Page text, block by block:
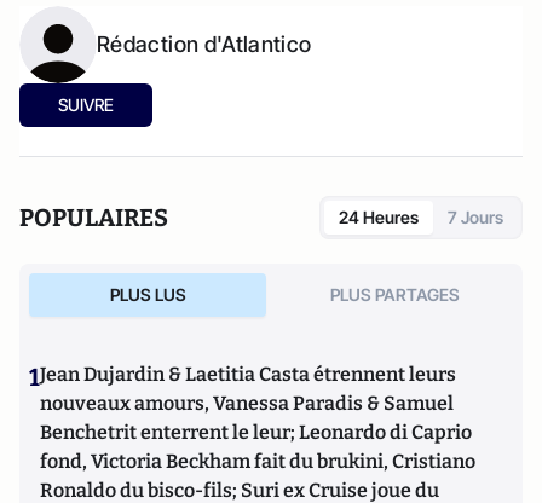
Rédaction d'Atlantico
SUIVRE
POPULAIRES 24 Heures 7 Jours
PLUS LUS PLUS PARTAGES
1Jean Dujardin & Laetitia Casta étrennent leurs
nouveaux amours, Vanessa Paradis & Samuel
Benchetrit enterrent le leur; Leonardo di Caprio
fond, Victoria Beckham fait du brukini, Cristiano
Ronaldo du bisco-fils; Suri ex Cruise joue du